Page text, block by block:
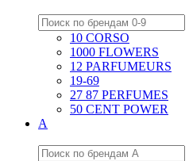
10 CORSO
1000 FLOWERS
12 PARFUMEURS
19-69
27 87 PERFUMES
50 CENT POWER
A